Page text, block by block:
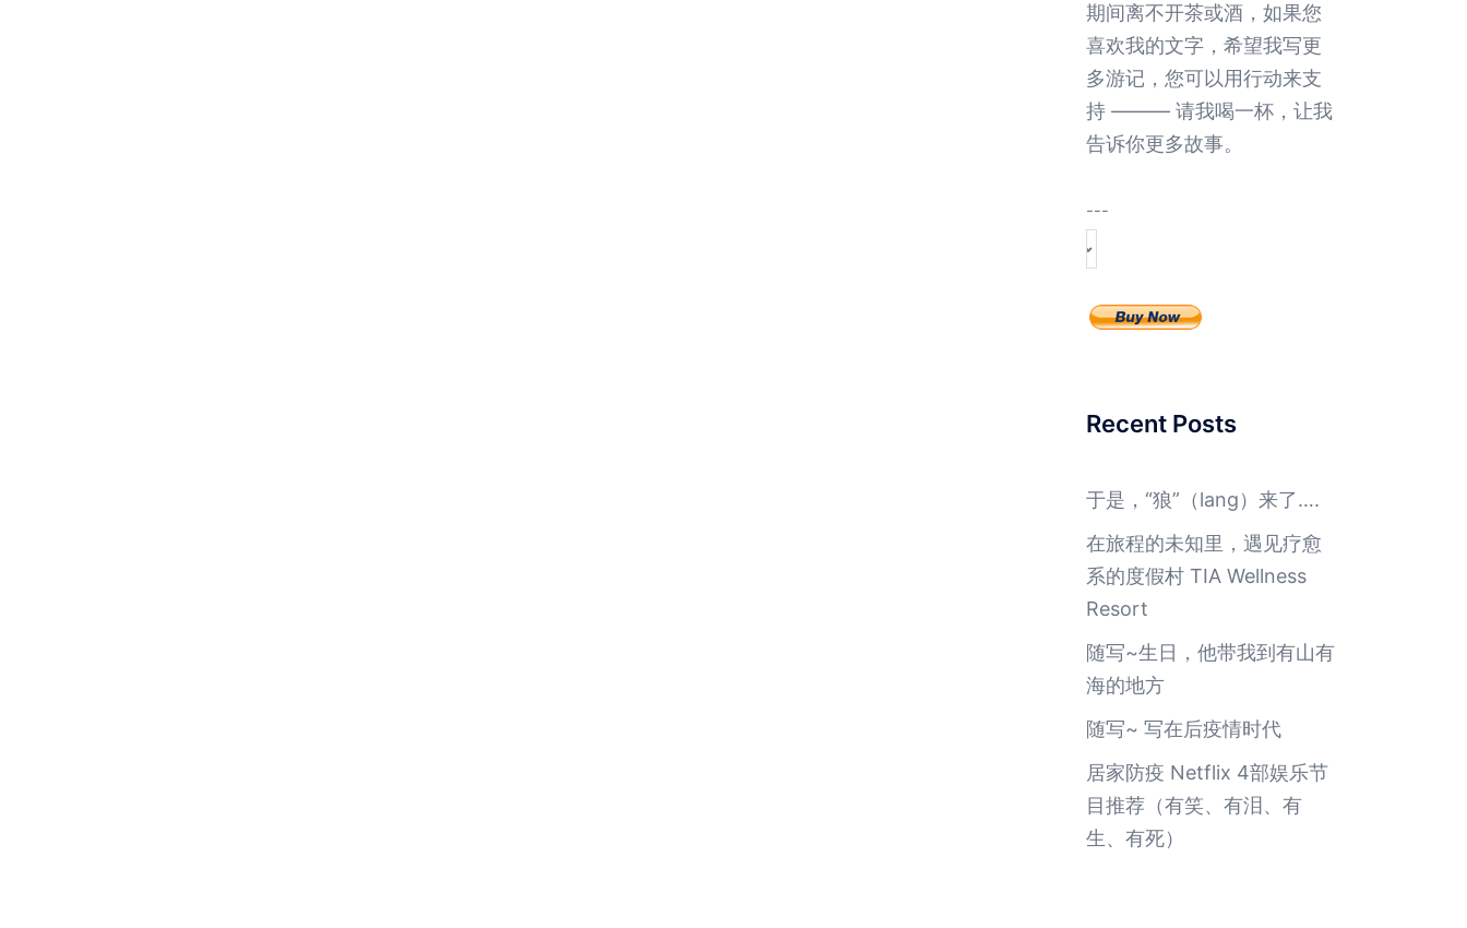
期间离不开茶或酒，如果您
喜欢我的文字，希望我写更
多游记，您可以用行动来支
持 ——— 请我喝一杯，让我
告诉你更多故事。
---
Recent Posts
于是，“狼”（lang）来了….
在旅程的未知里，遇见疗愈
系的度假村 TIA Wellness
Resort
随写~生日，他带我到有山有
海的地方
随写~ 写在后疫情时代
居家防疫 Netflix 4部娱乐节
目推荐（有笑、有泪、有
生、有死）